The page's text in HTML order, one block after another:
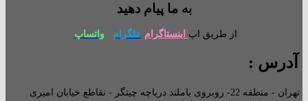
به ما پیام دهید
از طریق اپ اینستاگرام تلگرام واتساپ
آدرس :
تهران - منطقه 22- روبروی باملند دریاچه چیتگر - تقاطع خیابان امیری